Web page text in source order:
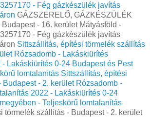
- Fég gázkészülék javítás
GÁZSZERELŐ, GÁZKÉSZÜLÉK
- 16. kerület Mátyásföld -
- Fég gázkészülék javítás
Sittszállítás, építési törmelék szállítás
Rózsadomb - Lakáskiürítés
- Lakáskiürítés 0-24 Budapest és Pest
lomtalanítás Sittszállítás, építési
Budapest - 2. kerület Rózsadomb -
2022 - Lakáskiürítés 0-24
- Teljeskörű lomtalanítás
törmelék szállítás - Budapest - 2. kerület